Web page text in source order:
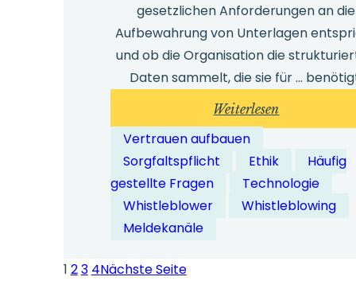
gesetzlichen Anforderungen an die
Aufbewahrung von Unterlagen
und ob die Organisation die
Daten sammelt, die sie für …
Weiterlesen:
Wie
detailliert
sollten
die
Vertrauen aufbauen
Sorgfaltspflicht
Ethik
Häufig
gestellte Fragen
Technologie
Whistleblower
Whistleblowing
Meldekanäle
1 23 4Nächste Seite